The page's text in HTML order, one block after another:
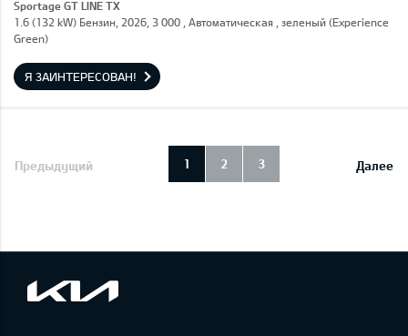
Sportage GT LINE TX
1.6 (132 kW) Бензин, 2026, 3 000 , Автоматическая , зеленый (Experience
Green)
Я ЗАИНТЕРЕСОВАН!
Предыдущий Далее
1 2 3